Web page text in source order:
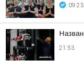
09:23
21:53